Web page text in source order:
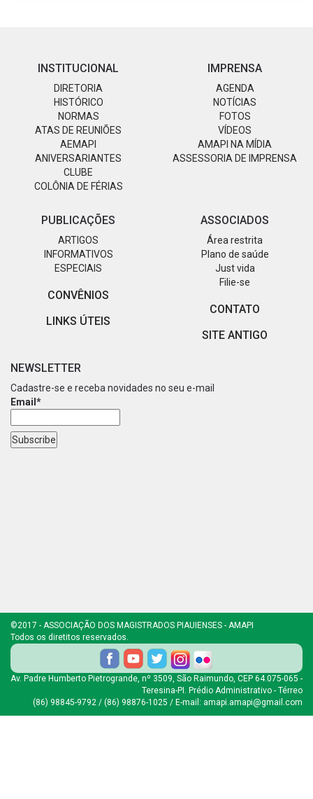
INSTITUCIONAL
DIRETORIA
HISTÓRICO
NORMAS
ATAS DE REUNIÕES
AEMAPI
ANIVERSARIANTES
CLUBE
COLÔNIA DE FÉRIAS
IMPRENSA
AGENDA
NOTÍCIAS
FOTOS
VÍDEOS
AMAPI NA MÍDIA
ASSESSORIA DE IMPRENSA
PUBLICAÇÕES
ARTIGOS
INFORMATIVOS
ESPECIAIS
CONVÊNIOS
LINKS ÚTEIS
ASSOCIADOS
Área restrita
Plano de saúde
Just vida
Filie-se
CONTATO
SITE ANTIGO
NEWSLETTER
Cadastre-se e receba novidades no seu e-mail
Email*
©2017 - ASSOCIAÇÃO DOS MAGISTRADOS PIAUIENSES - AMAPI
Todos os diretitos reservados.
Av. Padre Humberto Pietrogrande, nº 3509, São Raimundo, CEP 64.075-065 -
Teresina-PI. Prédio Administrativo - Térreo
(86) 98845-9792 / (86) 98876-1025 / E-mail: amapi.amapi@gmail.com